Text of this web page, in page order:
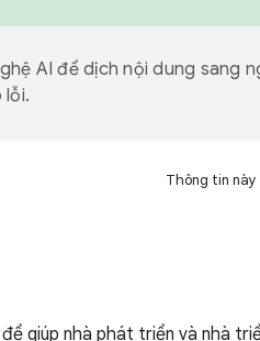
AI để dịch nội dung sang
lỗi.
Thông tin này
giúp nhà phát triển và nhà